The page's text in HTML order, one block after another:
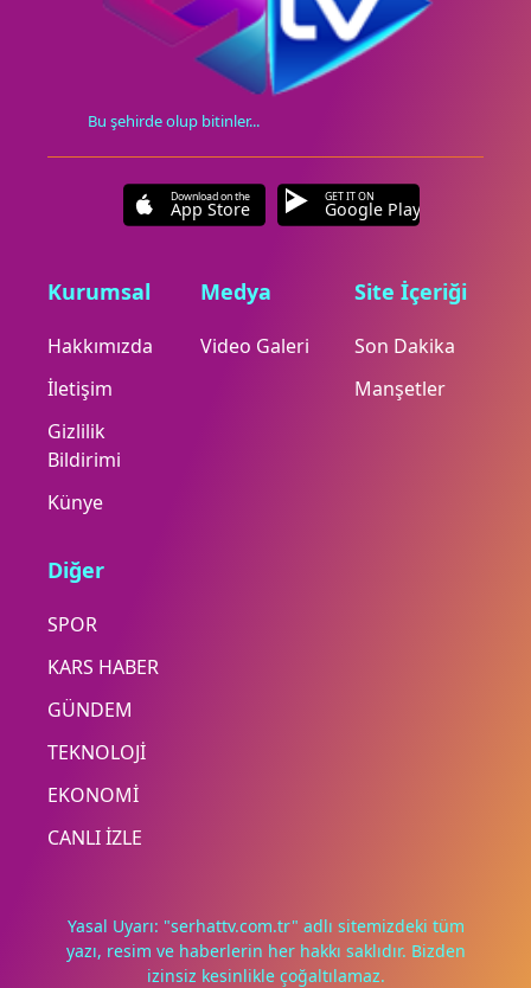
Bu şehirde olup bitinler...
Download on the
App Store
GET IT ON
Google Play
Kurumsal
Hakkımızda
İletişim
Gizlilik
Bildirimi
Künye
Medya
Video Galeri
Site İçeriği
Son Dakika
Manşetler
Diğer
SPOR
KARS HABER
GÜNDEM
TEKNOLOJİ
EKONOMİ
CANLI İZLE
Yasal Uyarı: "serhattv.com.tr" adlı sitemizdeki tüm
yazı, resim ve haberlerin her hakkı saklıdır. Bizden
izinsiz kesinlikle çoğaltılamaz.